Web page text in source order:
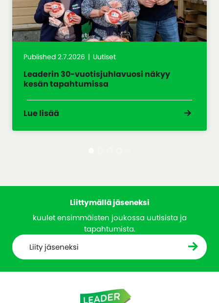
Published 2.7.2026 Uutiset
Leaderin 30-vuotisjuhlavuosi näkyy
kesän tapahtumissa
Lue lisää
Liittymällä jäseneksi
kuulet ensimmäisten joukossa uutisista ja
tapahtumista.
Liity jäseneksi